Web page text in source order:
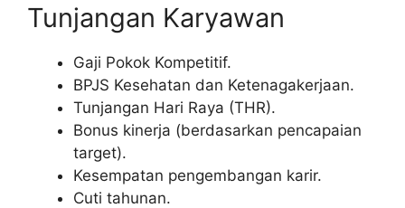
Tunjangan Karyawan
Gaji Pokok Kompetitif.
BPJS Kesehatan dan Ketenagakerjaan.
Tunjangan Hari Raya (THR).
Bonus kinerja (berdasarkan pencapaian
target).
Kesempatan pengembangan karir.
Cuti tahunan.